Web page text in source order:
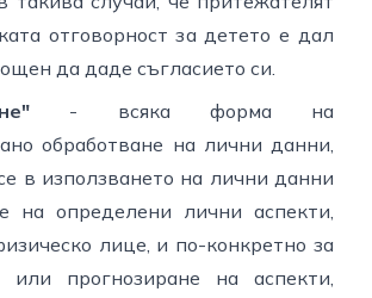
отговорност за детето е дал
да даде съгласието си.
- всяка форма на
обработване на лични данни,
в използването на лични данни
на определени лични аспекти,
лице, и по-конкретно за
или прогнозиране на аспекти,